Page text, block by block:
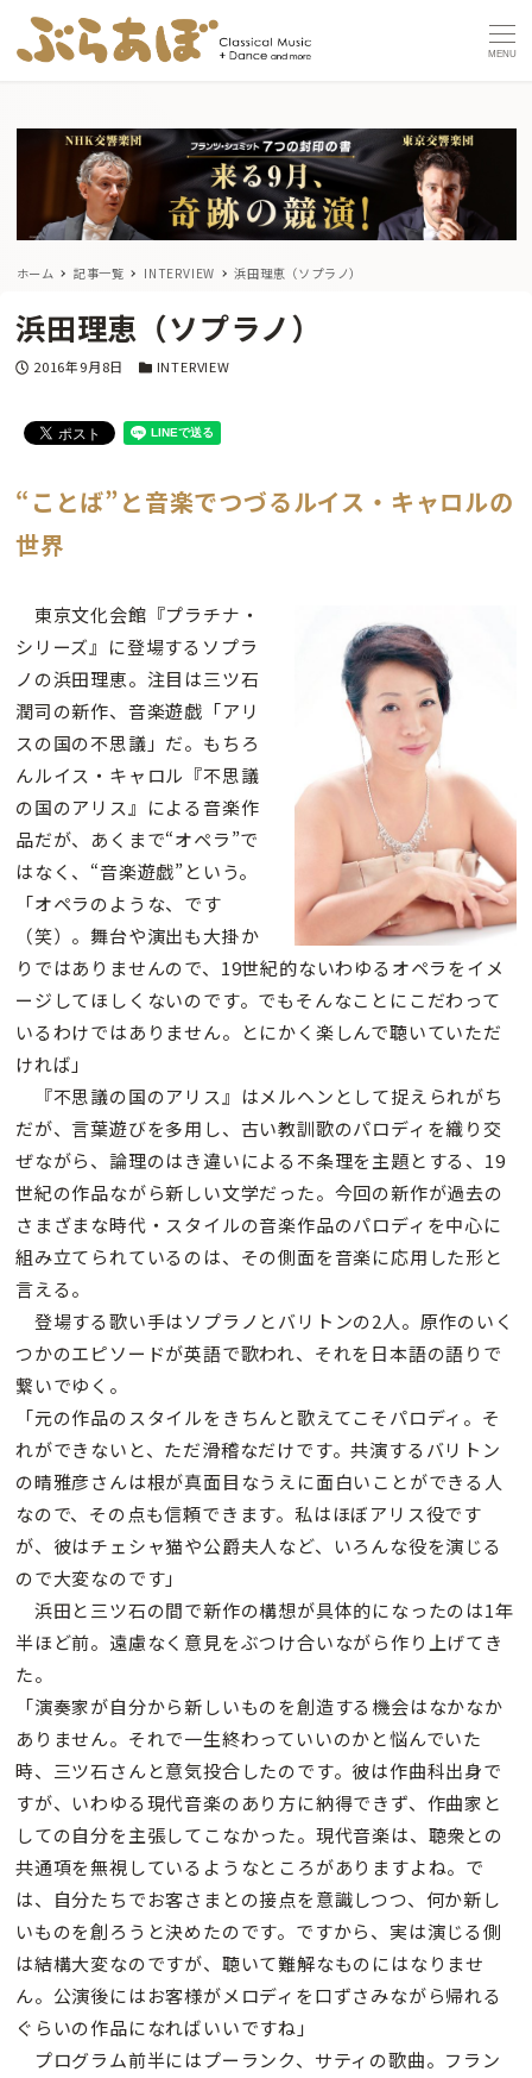
MENU
ホーム 記事一覧 INTERVIEW 浜田理恵（ソプラノ）
浜田理恵（ソプラノ）
投稿日
2016年9月8日 カテゴリー
INTERVIEW
“ことば”と音楽でつづるルイス・キャロルの
世界
東京文化会館『プラチナ・
シリーズ』に登場するソプラ
ノの浜田理恵。注目は三ツ石
潤司の新作、音楽遊戯「アリ
スの国の不思議」だ。もちろ
んルイス・キャロル『不思議
の国のアリス』による音楽作
品だが、あくまで“オペラ”で
はなく、“音楽遊戯”という。
「オペラのような、です
（笑）。舞台や演出も大掛か
りではありませんので、19世紀的ないわゆるオペラをイメ
ージしてほしくないのです。でもそんなことにこだわって
いるわけではありません。とにかく楽しんで聴いていただ
ければ」
『不思議の国のアリス』はメルヘンとして捉えられがち
だが、言葉遊びを多用し、古い教訓歌のパロディを織り交
ぜながら、論理のはき違いによる不条理を主題とする、19
世紀の作品ながら新しい文学だった。今回の新作が過去の
さまざまな時代・スタイルの音楽作品のパロディを中心に
組み立てられているのは、その側面を音楽に応用した形と
言える。
登場する歌い手はソプラノとバリトンの2人。原作のいく
つかのエピソードが英語で歌われ、それを日本語の語りで
繋いでゆく。
「元の作品のスタイルをきちんと歌えてこそパロディ。そ
れができないと、ただ滑稽なだけです。共演するバリトン
の晴雅彦さんは根が真面目なうえに面白いことができる人
なので、その点も信頼できます。私はほぼアリス役です
が、彼はチェシャ猫や公爵夫人など、いろんな役を演じる
ので大変なのです」
浜田と三ツ石の間で新作の構想が具体的になったのは1年
半ほど前。遠慮なく意見をぶつけ合いながら作り上げてき
た。
「演奏家が自分から新しいものを創造する機会はなかなか
ありません。それで一生終わっていいのかと悩んでいた
時、三ツ石さんと意気投合したのです。彼は作曲科出身で
すが、いわゆる現代音楽のあり方に納得できず、作曲家と
しての自分を主張してこなかった。現代音楽は、聴衆との
共通項を無視しているようなところがありますよね。で
は、自分たちでお客さまとの接点を意識しつつ、何か新し
いものを創ろうと決めたのです。ですから、実は演じる側
は結構大変なのですが、聴いて難解なものにはなりませ
ん。公演後にはお客様がメロディを口ずさみながら帰れる
ぐらいの作品になればいいですね」
プログラム前半にはプーランク、サティの歌曲。フラン